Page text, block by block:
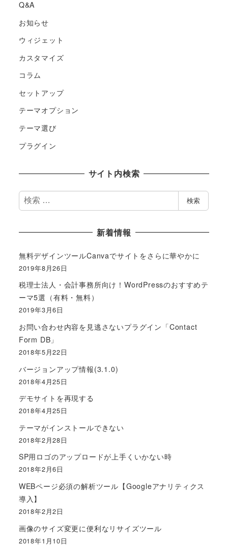
Q&A
お知らせ
ウィジェット
カスタマイズ
コラム
セットアップ
テーマオプション
テーマ選び
プラグイン
サイト内検索
検
索
検索
新着情報
無料デザインツールCanvaでサイトをさらに華やかに
2019年8月26日
税理士法人・会計事務所向け！WordPressのおすすめテ
ーマ5選（有料・無料）
2019年3月6日
お問い合わせ内容を見逃さないプラグイン「Contact
Form DB」
2018年5月22日
バージョンアップ情報(3.1.0)
2018年4月25日
デモサイトを再現する
2018年4月25日
テーマがインストールできない
2018年2月28日
SP用ロゴのアップロードが上手くいかない時
2018年2月6日
WEBページ必須の解析ツール【Googleアナリティクス
導入】
2018年2月2日
画像のサイズ変更に便利なリサイズツール
2018年1月10日